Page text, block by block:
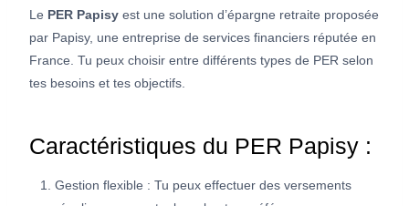
Le PER Papisy est une solution d’épargne retraite proposée
par Papisy, une entreprise de services financiers réputée en
France. Tu peux choisir entre différents types de PER selon
tes besoins et tes objectifs.
Caractéristiques du PER Papisy :
Gestion flexible : Tu peux effectuer des versements